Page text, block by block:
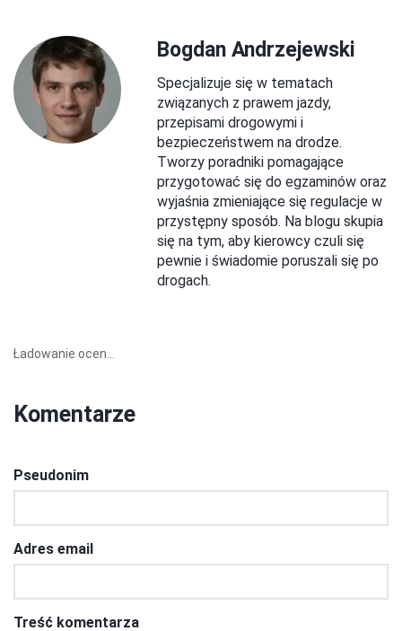
Bogdan Andrzejewski
Specjalizuje się w tematach
związanych z prawem jazdy,
przepisami drogowymi i
bezpieczeństwem na drodze.
Tworzy poradniki pomagające
przygotować się do egzaminów oraz
wyjaśnia zmieniające się regulacje w
przystępny sposób. Na blogu skupia
się na tym, aby kierowcy czuli się
pewnie i świadomie poruszali się po
drogach.
Ładowanie ocen...
Komentarze
Pseudonim
Adres email
Treść komentarza